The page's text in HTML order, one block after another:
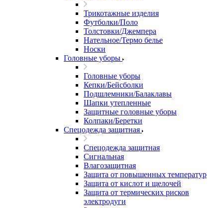
Трикотажные изделия
Футболки/Поло
Толстовки/Джемпера
Нательное/Термо белье
Носки
Головные уборы
Головные уборы
Кепки/Бейсболки
Подшлемники/Балаклавы
Шапки утепленные
Защитные головные уборы
Колпаки/Беретки
Спецодежда защитная
Спецодежда защитная
Сигнальная
Влагозащитная
Защита от повышенных температур
Защита от кислот и щелочей
Защита от термических рисков
электродуги